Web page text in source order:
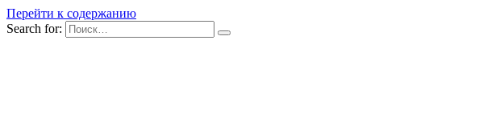
Перейти к содержанию
Search for: